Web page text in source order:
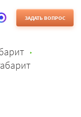
ЗАДАТЬ ВОПРОС